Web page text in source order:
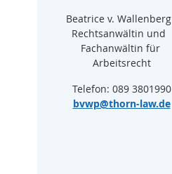
Beatrice v. Wallenberg
Rechtsanwältin und
Fachanwältin für
Arbeitsrecht
Telefon: 089 3801990
bvwp@thorn-law.de